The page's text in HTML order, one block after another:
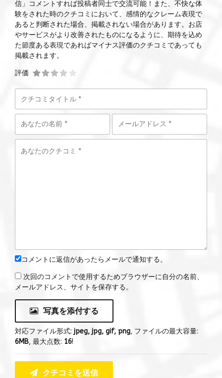
信」コメントすれば投稿者同士で交流可能！また、不快な体
験をされた時のクチコミにおいて、感情的なクレーム表現で
あると判断された場合、掲載されない場合があります。お店
やサービスがより改善されたものになるように、期待を込め
た節度ある表現であればマイナス評価のクチコミであっても
掲載されます。
評価
コメントに返信があったらメールで通知する。
次回のコメントで使用するためブラウザーに自分の名前、
メールアドレス、サイトを保存する。
写真を添付する
対応ファイル形式: jpeg, jpg, gif, png, ファイルの最大容量:
6MB, 最大点数: 16!
クチコミを送信